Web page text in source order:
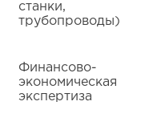
станки,
трубопроводы)
Финансово-
экономическая
экспертиза